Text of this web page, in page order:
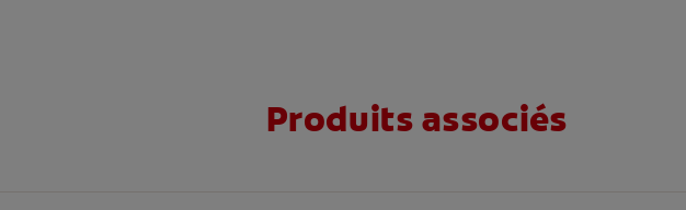
Produits associés